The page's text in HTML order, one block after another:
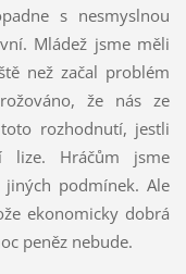
s nesmyslnou
Mládež jsme měli
než začal problém
že nás ze
rozhodnutí, jestli
lize. Hráčům jsme
podmínek. Ale
ekonomicky dobrá
peněz nebude.